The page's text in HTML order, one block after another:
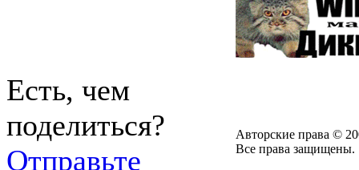
Есть, чем
поделиться?
Отправьте
Авторские права ©
Все права защищены.